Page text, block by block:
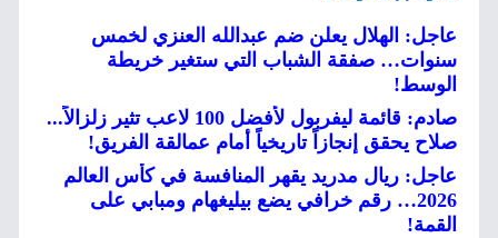
عاجل: الهلال يعلن ضم عبدالله العنزي لخمس
سنوات… صفقة الشباب التي ستغير خريطة
الوسط!
صادم: قائمة ليفربول لأفضل 100 لاعب تثير زلزالاً...
صلاح يحقق إنجازاً تاريخياً أمام عمالقة الفريق!
عاجل: ريال مدريد يقهر المنافسة في كأس العالم
2026… رقم خرافي يضع بيليغهام ومبابي على
القمة!